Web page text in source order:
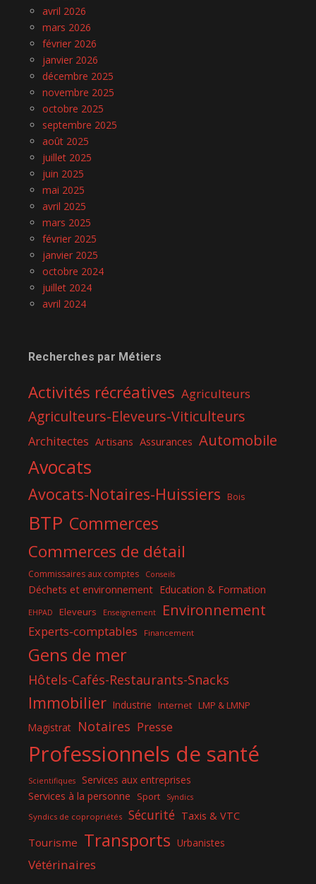
avril 2026
mars 2026
février 2026
janvier 2026
décembre 2025
novembre 2025
octobre 2025
septembre 2025
août 2025
juillet 2025
juin 2025
mai 2025
avril 2025
mars 2025
février 2025
janvier 2025
octobre 2024
juillet 2024
avril 2024
Recherches par Métiers
Activités récréatives Agriculteurs
Agriculteurs-Eleveurs-Viticulteurs
Architectes Artisans Assurances Automobile
Avocats
Avocats-Notaires-Huissiers Bois
BTP Commerces
Commerces de détail
Commissaires aux comptes Conseils
Déchets et environnement Education & Formation
EHPAD Eleveurs Enseignement Environnement
Experts-comptables Financement
Gens de mer
Hôtels-Cafés-Restaurants-Snacks
Immobilier Industrie Internet LMP & LMNP
Magistrat Notaires Presse
Professionnels de santé
Scientifiques
Services aux entreprises
Services à la personne
Sport Syndics
Syndics de copropriétés Sécurité Taxis & VTC
Tourisme Transports Urbanistes
Vétérinaires